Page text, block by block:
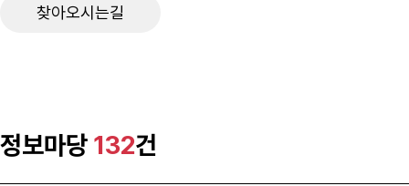
찾아오시는길
정보마당 132건